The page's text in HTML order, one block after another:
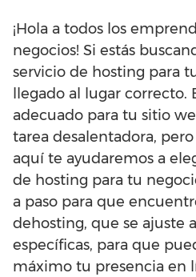
¡Hola a todos los
negocios! Si estás
servicio de hosting para
llegado al lugar
adecuado para tu sitio
tarea desalentadora,
aquí te ayudaremos a
de hosting para tu
a paso para que
dehosting, que se ajuste
específicas, para que
máximo tu presencia en